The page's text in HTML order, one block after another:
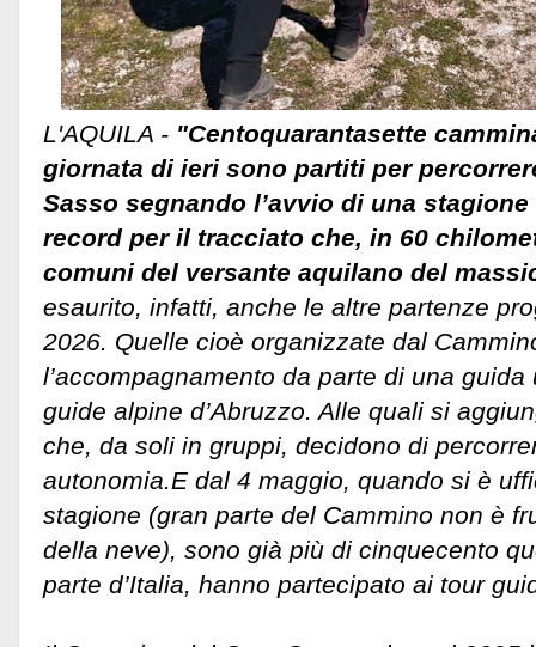
L'AQUILA - "Centoquarantasette
giornata di ieri sono partiti per
Sasso segnando l’avvio di una
record per il tracciato che, in 60
comuni del versante aquilano del
esaurito, infatti, anche le altre partenze
2026. Quelle cioè organizzate dal
l’accompagnamento da parte di una
guide alpine d’Abruzzo. Alle quali si
che, da soli in gruppi, decidono di
autonomia. E dal 4 maggio, quando si è
stagione (gran parte del Cammino non è
della neve), sono già più di cinquecento
parte d’Italia, hanno partecipato ai tour